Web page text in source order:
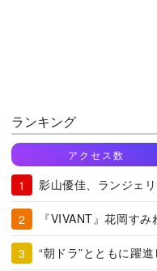
ランキング
アクセス数
影山優佳、ランジェ
『VIVANT』花岡す
“朝ドラ”とともに躍